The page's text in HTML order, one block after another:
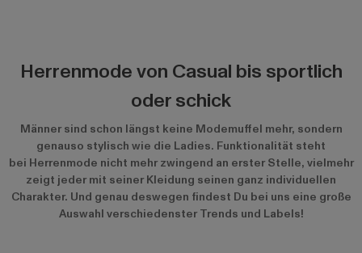
Herrenmode von Casual bis sportlich
oder schick
Männer sind schon längst keine Modemuffel mehr, sondern
genauso stylisch wie die Ladies. Funktionalität steht
bei Herrenmode nicht mehr zwingend an erster Stelle, vielmehr
zeigt jeder mit seiner Kleidung seinen ganz individuellen
Charakter. Und genau deswegen findest Du bei uns eine große
Auswahl verschiedenster Trends und Labels!